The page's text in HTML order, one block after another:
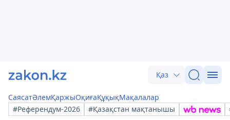
Қаз
СаясатӘлемҚаржыОқиғаҚұқықМақалалар
#Референдум-2026
#Қазақстан мақтанышы